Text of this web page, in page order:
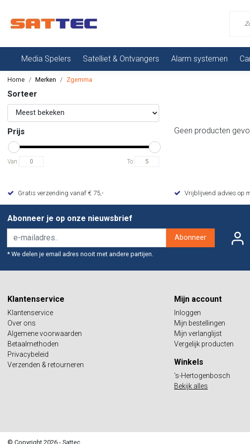
Media Spelers Satelliet & Ontvangers Alarm systemen
Home Merken Zgemma
Sorteer
Prijs
Van To
Geen producten
Gratis verzending vanaf € 75,- Vrijblijvend advies op
Abonneer je op onze nieuwsbrief
Abonneer
* We delen je email adres nooit met andere partijen.
Klantenservice
Klantenservice
Over ons
Algemene voorwaarden
Betaalmethoden
Privacybeleid
Verzenden & retourneren
Mijn account
Inloggen
Mijn bestellingen
Mijn verlanglijst
Vergelijk producten
Winkels
's-Hertogenbosch
Bekijk alles
© Copyright 2026 - Sattec